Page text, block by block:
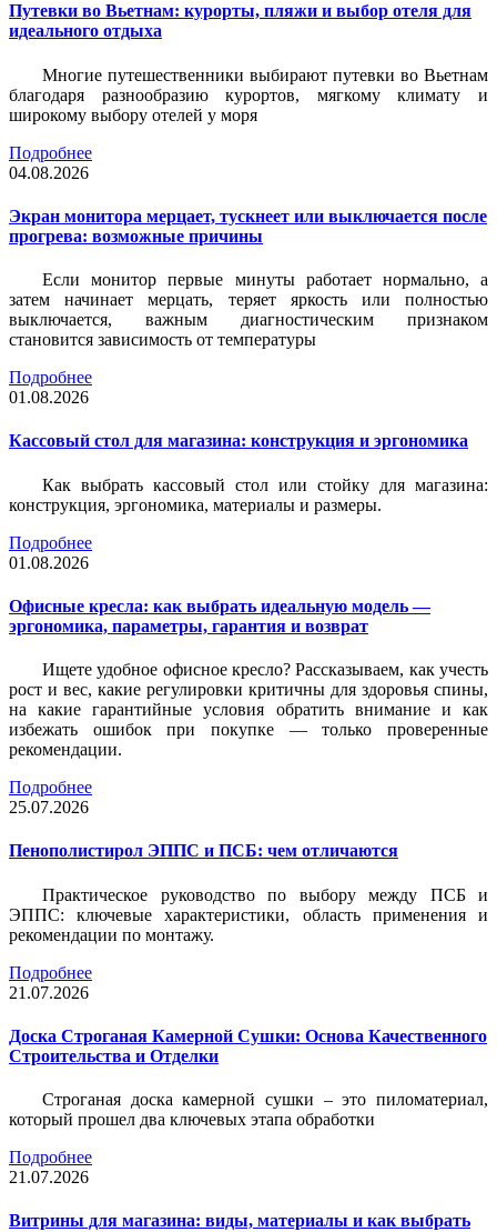
Путевки во Вьетнам: курорты, пляжи и выбор отеля для
идеального отдыха
Многие путешественники выбирают путевки во Вьетнам
благодаря разнообразию курортов, мягкому климату и
широкому выбору отелей у моря
Подробнее
04.08.2026
Экран монитора мерцает, тускнеет или выключается после
прогрева: возможные причины
Если монитор первые минуты работает нормально, а
затем начинает мерцать, теряет яркость или полностью
выключается, важным диагностическим признаком
становится зависимость от температуры
Подробнее
01.08.2026
Кассовый стол для магазина: конструкция и эргономика
Как выбрать кассовый стол или стойку для магазина:
конструкция, эргономика, материалы и размеры.
Подробнее
01.08.2026
Офисные кресла: как выбрать идеальную модель —
эргономика, параметры, гарантия и возврат
Ищете удобное офисное кресло? Рассказываем, как учесть
рост и вес, какие регулировки критичны для здоровья спины,
на какие гарантийные условия обратить внимание и как
избежать ошибок при покупке — только проверенные
рекомендации.
Подробнее
25.07.2026
Пенополистирол ЭППС и ПСБ: чем отличаются
Практическое руководство по выбору между ПСБ и
ЭППС: ключевые характеристики, область применения и
рекомендации по монтажу.
Подробнее
21.07.2026
Доска Строганая Камерной Сушки: Основа Качественного
Строительства и Отделки
Строганая доска камерной сушки – это пиломатериал,
который прошел два ключевых этапа обработки
Подробнее
21.07.2026
Витрины для магазина: виды, материалы и как выбрать